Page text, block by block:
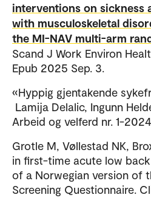
interventions on sickness
with musculoskeletal
the MI-NAV multi-arm
Scand J Work Environ
Epub 2025 Sep. 3.
«Hyppig gjentakende
Lamija Delalic, Ingunn
Arbeid og velferd nr. 1-2024
Grotle M, Vøllestad NK,
in first-time acute low
of a Norwegian version of
Screening Questionnaire.